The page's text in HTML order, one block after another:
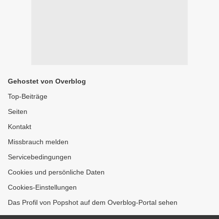
Gehostet von Overblog
Top-Beiträge
Seiten
Kontakt
Missbrauch melden
Servicebedingungen
Cookies und persönliche Daten
Cookies-Einstellungen
Das Profil von Popshot auf dem Overblog-Portal sehen